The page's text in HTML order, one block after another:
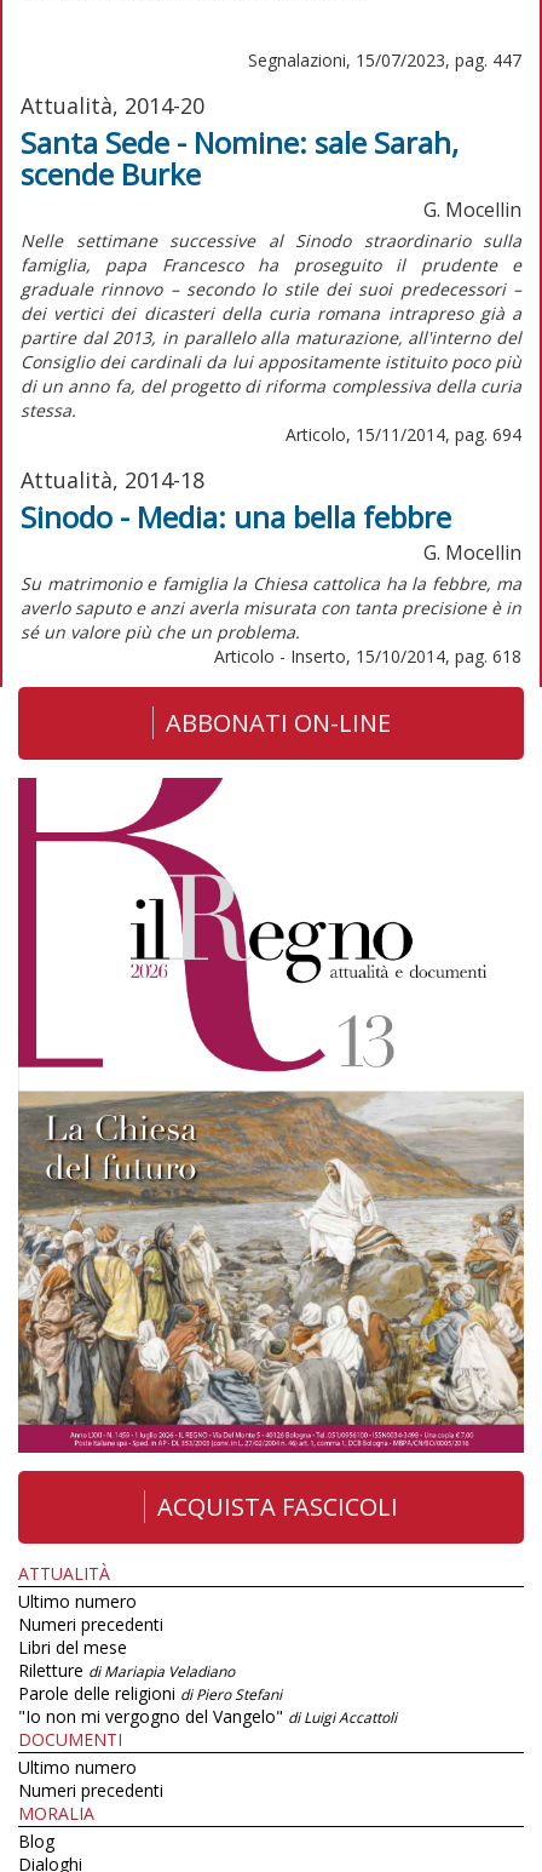
Segnalazioni, 15/07/2023, pag. 447
Attualità, 2014-20
Santa Sede - Nomine: sale Sarah,
scende Burke
G. Mocellin
Nelle settimane successive al Sinodo straordinario sulla
famiglia, papa Francesco ha proseguito il prudente e
graduale rinnovo – secondo lo stile dei suoi predecessori –
dei vertici dei dicasteri della curia romana intrapreso già a
partire dal 2013, in parallelo alla maturazione, all'interno del
Consiglio dei cardinali da lui appositamente istituito poco più
di un anno fa, del progetto di riforma complessiva della curia
stessa.
Articolo, 15/11/2014, pag. 694
Attualità, 2014-18
Sinodo - Media: una bella febbre
G. Mocellin
Su matrimonio e famiglia la Chiesa cattolica ha la febbre, ma
averlo saputo e anzi averla misurata con tanta precisione è in
sé un valore più che un problema.
Articolo - Inserto, 15/10/2014, pag. 618
ABBONATI ON-LINE
ACQUISTA FASCICOLI
ATTUALITÀ
Ultimo numero
Numeri precedenti
Libri del mese
Riletture di Mariapia Veladiano
Parole delle religioni di Piero Stefani
"Io non mi vergogno del Vangelo" di Luigi Accattoli
DOCUMENTI
Ultimo numero
Numeri precedenti
MORALIA
Blog
Dialoghi